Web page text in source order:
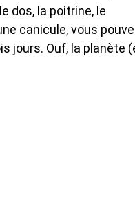
dos, la poitrine, le
canicule, vous
jours. Ouf, la planète